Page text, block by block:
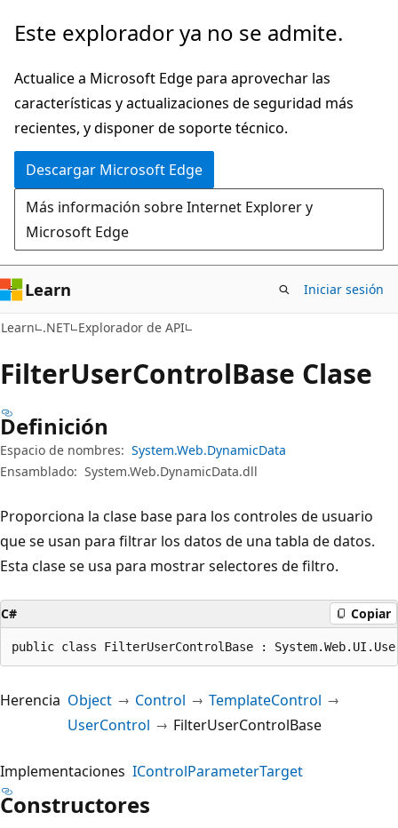
Ir
contenido
principal
Ir
la
navegación
en
la
página
Este explorador ya no se admite.
Actualice a Microsoft Edge para aprovechar las
características y actualizaciones de seguridad más
recientes, y disponer de soporte técnico.
Descargar Microsoft Edge
Más información sobre Internet Explorer y
Microsoft Edge
Learn Iniciar sesión
Learn .NET Explorador de API
FilterUserControlBase Clase
Definición
Espacio de nombres: System.Web.DynamicData
Ensamblado: System.Web.DynamicData.dll
Proporciona la clase base para los controles de usuario
que se usan para filtrar los datos de una tabla de datos.
Esta clase se usa para mostrar selectores de filtro.
C# Copiar
public class FilterUserControlBase :
Herencia Object Control
TemplateControl
UserControl
FilterUserControlBase
Implementaciones IControlParameterTarget
Constructores